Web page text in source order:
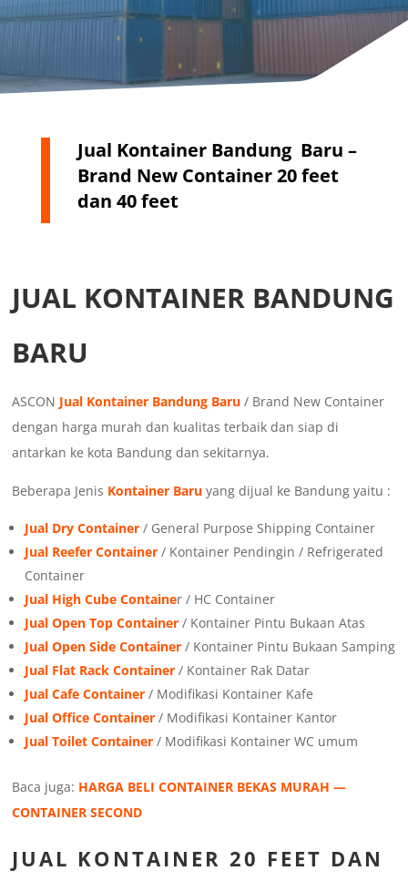
Jual Kontainer Bandung Baru –
Brand New Container 20 feet
dan 40 feet
JUAL KONTAINER BANDUNG
BARU
ASCON Jual Kontainer Bandung Baru / Brand New Container
dengan harga murah dan kualitas terbaik dan siap di
antarkan ke kota Bandung dan sekitarnya.
Beberapa Jenis Kontainer Baru yang dijual ke Bandung yaitu :
Jual Dry Container / General Purpose Shipping Container
Jual Reefer Container / Kontainer Pendingin / Refrigerated
Container
Jual High Cube Container / HC Container
Jual Open Top Container / Kontainer Pintu Bukaan Atas
Jual Open Side Container / Kontainer Pintu Bukaan Samping
Jual Flat Rack Container / Kontainer Rak Datar
Jual Cafe Container / Modifikasi Kontainer Kafe
Jual Office Container / Modifikasi Kontainer Kantor
Jual Toilet Container / Modifikasi Kontainer WC umum
Baca juga: HARGA BELI CONTAINER BEKAS MURAH —
CONTAINER SECOND
JUAL KONTAINER 20 FEET DAN